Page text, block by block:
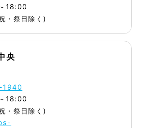
18:00
・祭日除く)
央
18:00
・祭日除く)